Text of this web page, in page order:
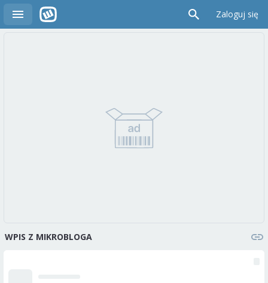
Zaloguj się
WPIS Z MIKROBLOGA